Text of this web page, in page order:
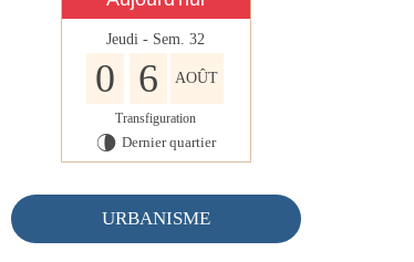
Jeudi - Sem. 32
0 6 AOÛT
Transfiguration
U Dernier quartier
URBANISME